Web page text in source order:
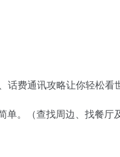
。（查找周边、找餐厅